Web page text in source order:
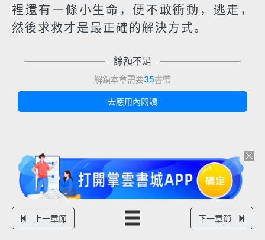
裡還有一條小生命，便不敢衝動，逃走，
然後求救才是最正確的解決方式。
餘額不足
解鎖本章需要35書幣
去應用內閱讀
上一章節 下一章節